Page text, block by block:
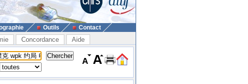
Outils Contact
Concordance Aide